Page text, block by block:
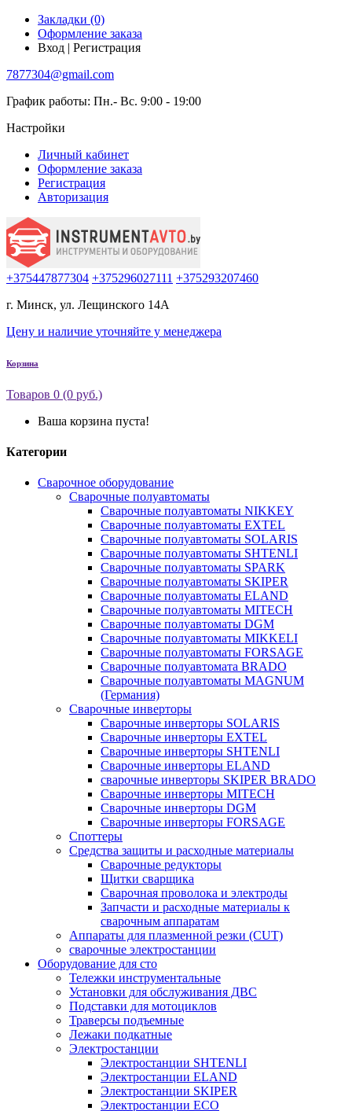
Закладки (0)
Оформление заказа
Вход | Регистрация
7877304@gmail.com
График работы: Пн.- Вс. 9:00 - 19:00
Настройки
Личный кабинет
Оформление заказа
Регистрация
Авторизация
+375447877304 +375296027111 +375293207460
г. Минск, ул. Лещинского 14А
Цену и наличие уточняйте у менеджера
Корзина
Товаров 0 (0 руб.)
Ваша корзина пуста!
Категории
Сварочное оборудование
Сварочные полуавтоматы
Сварочные полуавтоматы NIKKEY
Сварочные полуавтоматы EXTEL
Сварочные полуавтоматы SOLARIS
Сварочные полуавтоматы SHTENLI
Сварочные полуавтоматы SPARK
Сварочные полуавтоматы SKIPER
Сварочные полуавтоматы ELAND
Сварочные полуавтоматы MITECH
Сварочные полуавтоматы DGM
Сварочные полуавтоматы MIKKELI
Сварочные полуавтоматы FORSAGE
Сварочные полуавтомата BRADO
Сварочные полуавтоматы MAGNUM
(Германия)
Сварочные инверторы
Сварочные инверторы SOLARIS
Сварочные инверторы EXTEL
Сварочные инверторы SHTENLI
Cварочные инверторы ELAND
сварочные инверторы SKIPER BRADO
Сварочные инверторы MITECH
Сварочные инверторы DGM
Сварочные инверторы FORSAGE
Споттеры
Средства защиты и расходные материалы
Сварочные редукторы
Щитки сварщика
Сварочная проволока и электроды
Запчасти и расходные материалы к
сварочным аппаратам
Аппараты для плазменной резки (CUT)
сварочные электростанции
Оборудование для сто
Тележки инструментальные
Установки для обслуживания ДВС
Подставки для мотоциклов
Траверсы подъемные
Лежаки подкатные
Электростанции
Электростанции SHTENLI
Электростанции ELAND
Электростанции SKIPER
Электростанции ECO